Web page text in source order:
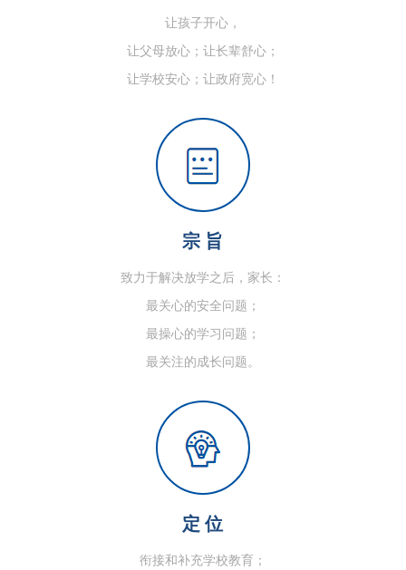
让孩子开心，
让父母放心；让长辈舒心；
让学校安心；让政府宽心！
宗 旨
致力于解决放学之后，家长：
最关心的安全问题；
最操心的学习问题；
最关注的成长问题。
定 位
衔接和补充学校教育；